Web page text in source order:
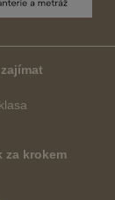
za krokem